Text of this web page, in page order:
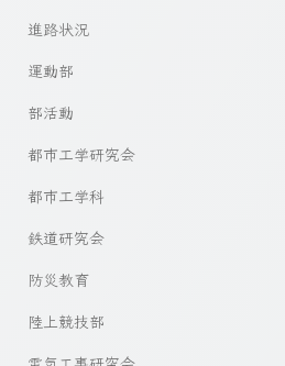
進路状況
運動部
部活動
都市工学研究会
都市工学科
鉄道研究会
防災教育
陸上競技部